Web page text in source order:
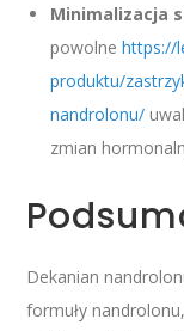
Minimalizacja
powolnehttps://
produktu/
nandrolonu/
zmian
Dekanian
formuły